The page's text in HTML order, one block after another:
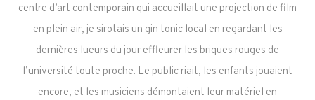
centre d’art contemporain qui accueillait une projection de film
en plein air, je sirotais un gin tonic local en regardant les
dernières lueurs du jour effleurer les briques rouges de
l’université toute proche. Le public riait, les enfants jouaient
encore, et les musiciens démontaient leur matériel en